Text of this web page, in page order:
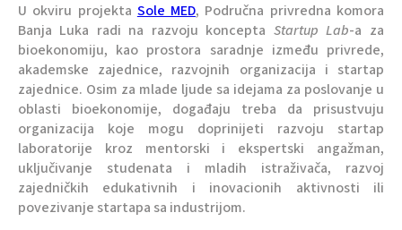
U okviru projekta Sole MED, Područna privredna komora
Banja Luka radi na razvoju koncepta Startup Lab-a za
bioekonomiju, kao prostora saradnje između privrede,
akademske zajednice, razvojnih organizacija i startap
zajednice. Osim za mlade ljude sa idejama za poslovanje u
oblasti bioekonomije, događaju treba da prisustvuju
organizacija koje mogu doprinijeti razvoju startap
laboratorije kroz mentorski i ekspertski angažman,
uključivanje studenata i mladih istraživača, razvoj
zajedničkih edukativnih i inovacionih aktivnosti ili
povezivanje startapa sa industrijom.